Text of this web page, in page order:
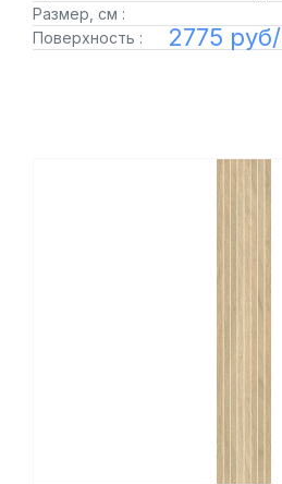
Размер, см :
Поверхность :
2775